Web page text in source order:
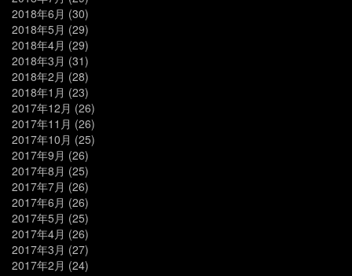
2018年6月 (30)
2018年5月 (29)
2018年4月 (29)
2018年3月 (31)
2018年2月 (28)
2018年1月 (23)
2017年12月 (26)
2017年11月 (26)
2017年10月 (25)
2017年9月 (26)
2017年8月 (25)
2017年7月 (26)
2017年6月 (26)
2017年5月 (25)
2017年4月 (26)
2017年3月 (27)
2017年2月 (24)